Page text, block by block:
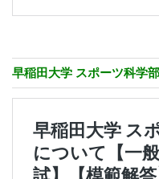
早稲田大学 スポーツ科学